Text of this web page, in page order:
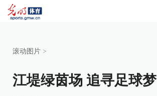
滚动图片 >
江堤绿茵场 追寻足球梦